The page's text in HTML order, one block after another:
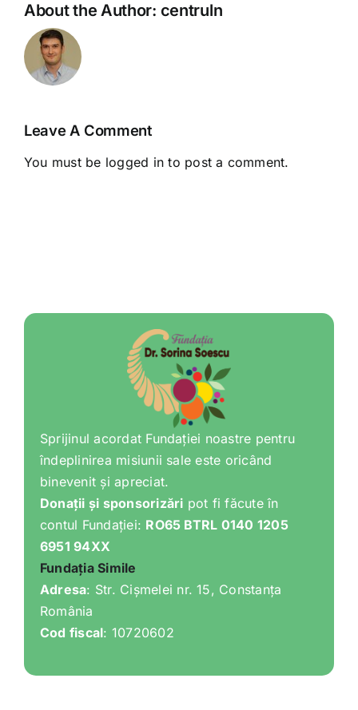
About the Author: centruln
Leave A Comment
You must be logged in to post a comment.
Sprijinul acordat Fundației noastre pentru
îndeplinirea misiunii sale este oricând
binevenit și apreciat.
Donații și sponsorizări pot fi făcute în
contul Fundației: RO65 BTRL 0140 1205
6951 94XX
Fundația Simile
Adresa: Str. Cișmelei nr. 15, Constanța
România
Cod fiscal: 10720602